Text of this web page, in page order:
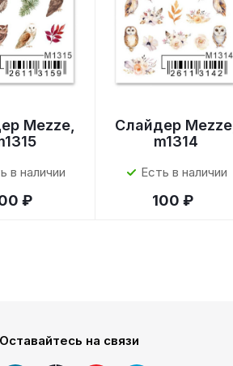
Mezze,
в наличии
₽
Слайдер Mezze,
m1314
Есть в наличии
100 ₽
Оставайтесь на связи